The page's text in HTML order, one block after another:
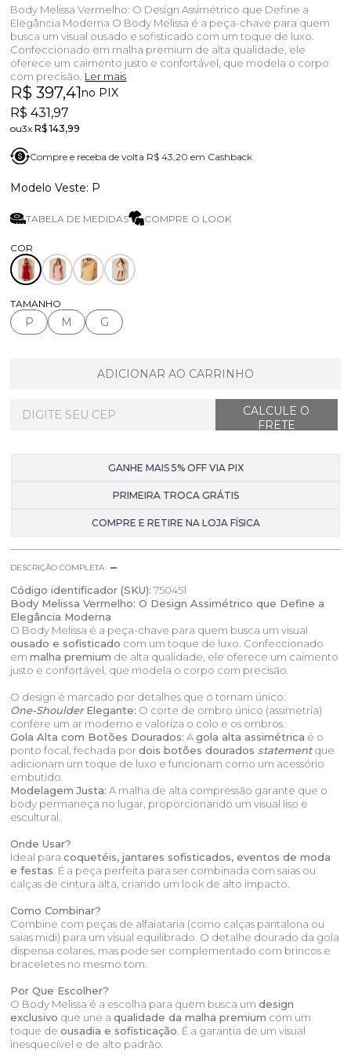
Body Melissa Vermelho: O Design Assimétrico que Define a
Elegância Moderna O Body Melissa é a peça-chave para quem
busca um visual ousado e sofisticado com um toque de luxo.
Confeccionado em malha premium de alta qualidade, ele
oferece um caimento justo e confortável, que modela o corpo
com precisão. Ler mais
R$ 397,41no PIX
R$ 431,97
3xR$ 143,99
Compre e receba de volta R$ 43,20 em Cashback
P
TABELA DE MEDIDAS COMPRE O LOOK
TAMANHO
P M G
ADICIONAR AO CARRINHO
GANHE MAIS 5% OFF VIA PIX
PRIMEIRA TROCA GRÁTIS
COMPRE E RETIRE NA LOJA FÍSICA
DESCRIÇÃO COMPLETA
Código identificador (SKU): 750451
Body Melissa Vermelho: O Design Assimétrico que Define a
Elegância Moderna
O Body Melissa é a peça-chave para quem busca um visual
ousado e sofisticado com um toque de luxo. Confeccionado
emmalha premium de alta qualidade, ele oferece um caimento
justo e confortável, que modela o corpo com precisão.
O design é marcado por detalhes que o tornam único:
One-ShoulderElegante: O corte de ombro único (assimetria)
confere um ar moderno e valoriza o colo e os ombros.
Gola Alta com Botões Dourados: Agola alta assimétrica é o
ponto focal, fechada pordois botões douradosstatementque
adicionam um toque de luxo e funcionam como um acessório
embutido.
Modelagem Justa: A malha de alta compressão garante que o
body permaneça no lugar, proporcionando um visual liso e
escultural.
Onde Usar?
Ideal paracoquetéis, jantares sofisticados, eventos de moda
e festas. É a peça perfeita para ser combinada com saias ou
calças de cintura alta, criando um look de alto impacto.
Como Combinar?
Combine com peças de alfaiataria (como calças pantalona ou
saias midi) para um visual equilibrado. O detalhe dourado da gola
dispensa colares, mas pode ser complementado com brincos e
braceletes no mesmo tom.
Por Que Escolher?
O Body Melissa é a escolha para quem busca umdesign
exclusivo que une aqualidade da malha premium com um
toque deousadia e sofisticação. É a garantia de um visual
inesquecível e de alto padrão.